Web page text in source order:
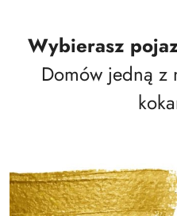
Wybierasz
Domów jedną z